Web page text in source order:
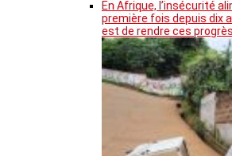
En Afrique, l’insécurité
première fois depuis dix
est de rendre ces